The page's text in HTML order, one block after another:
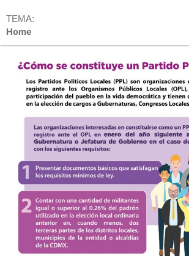
TEMA:
Home